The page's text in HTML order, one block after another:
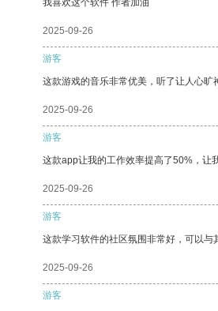
我喜欢这个软件 作者加油
2025-09-26
游客
这款游戏的音乐非常优美，听了让人心旷
2025-09-26
游客
这款app让我的工作效率提高了50%，让
2025-09-26
游客
这款学习软件的社区氛围非常好，可以与
2025-09-26
游客